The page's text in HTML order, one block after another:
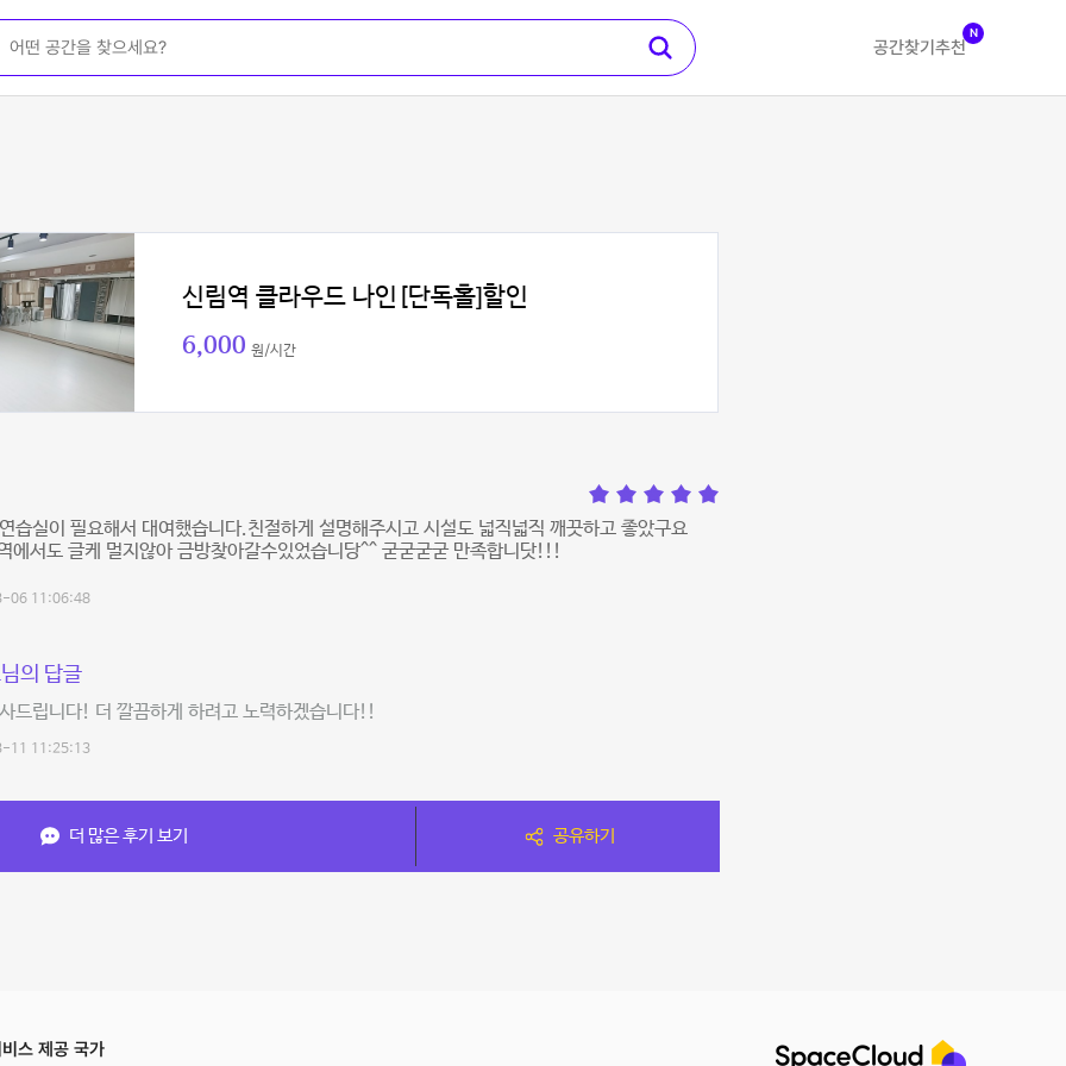
공간찾기 추천
N
신림역 클라우드 나인[단독홀]할인
6,000 원/시간
습실이 필요해서 대여했습니다.친절하게 설명해주시고 시설도 넓직넓직 깨끗하고 좋았구요
서도 글케 멀지않아 금방찾아갈수있었습니당^^ 굳굳굳굳 만족합니닷!!!
06 11:06:48
의 답글
드립니다! 더 깔끔하게 하려고 노력하겠습니다!!
11 11:25:13
더 많은 후기 보기 공유하기
스 제공 국가